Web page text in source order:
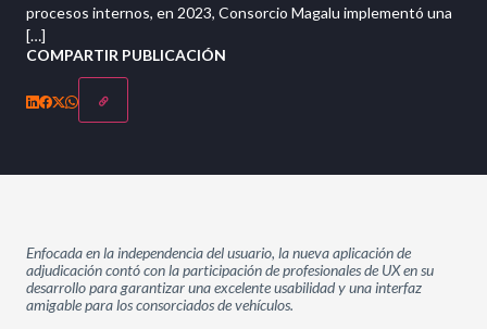
procesos internos, en 2023, Consorcio Magalu implementó una
[…]
COMPARTIR PUBLICACIÓN
Enfocada en la independencia del usuario, la nueva aplicación de
adjudicación contó con la participación de profesionales de UX en su
desarrollo para garantizar una excelente usabilidad y una interfaz
amigable para los consorciados de vehículos.